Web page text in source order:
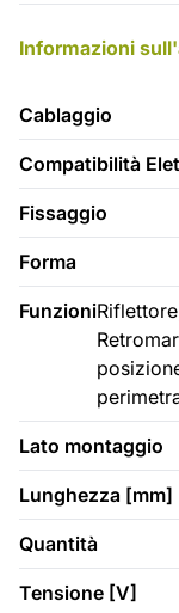
Informazioni
Cablaggio
Compatibilità
Fissaggio
Forma
Funzioni
Lato montaggio
Lunghezza [mm]
Quantità
Tensione [V]